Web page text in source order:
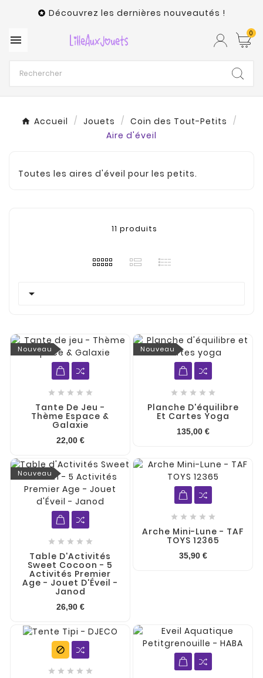
 Découvrez les dernières nouveautés !
 0
Accueil Jouets
Coin des Tout-Petits
Aire d'éveil
Toutes les aires d'éveil pour les petits.
11 produits

Nouveau
    
Tante De Jeu -
Thème Espace &
Galaxie
22,00 €
Nouveau
    
Planche D'équilibre
Et Cartes Yoga
135,00 €
Nouveau
    
Table D'Activités
Sweet Cocoon - 5
Activités Premier
Age - Jouet D'Éveil -
Janod
26,90 €
    
Arche Mini-Lune - TAF
TOYS 12365
35,90 €

    